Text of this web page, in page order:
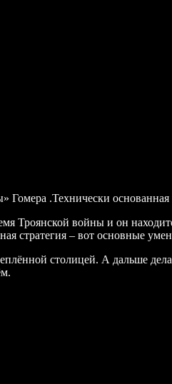
Гомера .Технически
Троянской войны и он
стратегия – вот основные
столицей. А дальше